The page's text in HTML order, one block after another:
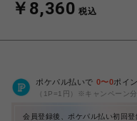
￥8,360 税込
ポケパル払いで 0〜0ポイ
（1P=1円）※キャンペーン分
会員登録後、ポケパル払い初回